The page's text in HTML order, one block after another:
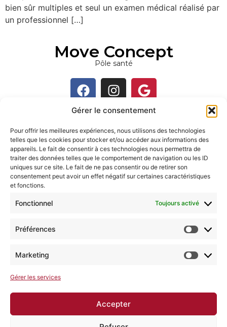
Gérer le consentement
Pour offrir les meilleures expériences, nous utilisons des technologies
telles que les cookies pour stocker et/ou accéder aux informations des
appareils. Le fait de consentir à ces technologies nous permettra de
traiter des données telles que le comportement de navigation ou les ID
uniques sur ce site. Le fait de ne pas consentir ou de retirer son
consentement peut avoir un effet négatif sur certaines caractéristiques
et fonctions.
Fonctionnel Toujours activé
Préférences
Marketing
Gérer les services
Accepter
bien sûr multiples et seul un examen médical réalisé par
un professionnel […]
Move Concept
Pôle santé
Rue Alphonse Collette 19, 4910 Jehanster
+3287224822
contact@moveconcept.be
Accès rapide
Copyright © 2026 Move Concept - Pôle